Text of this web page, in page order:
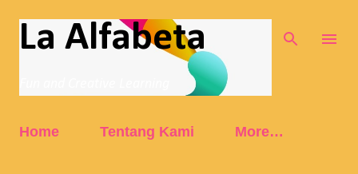
Skip to main content
La Alfabeta
Home Tentang Kami More…